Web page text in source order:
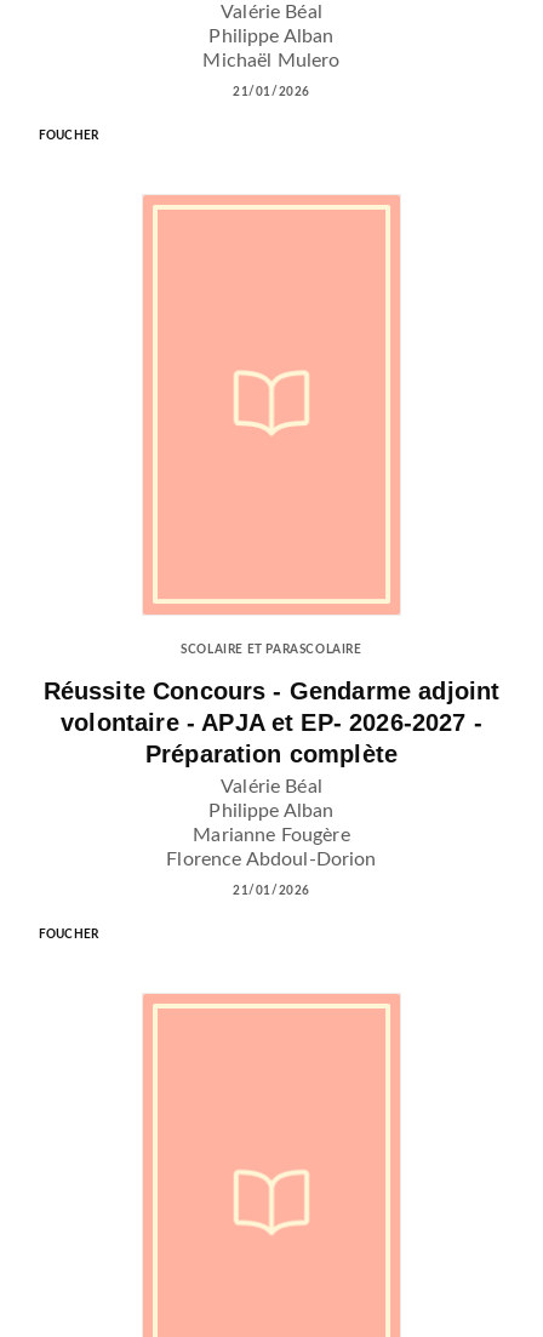
Valérie Béal
Philippe Alban
Michaël Mulero
21/01/2026
FOUCHER
SCOLAIRE ET PARASCOLAIRE
Réussite Concours - Gendarme adjoint
volontaire - APJA et EP- 2026-2027 -
Préparation complète
Valérie Béal
Philippe Alban
Marianne Fougère
Florence Abdoul-Dorion
21/01/2026
FOUCHER